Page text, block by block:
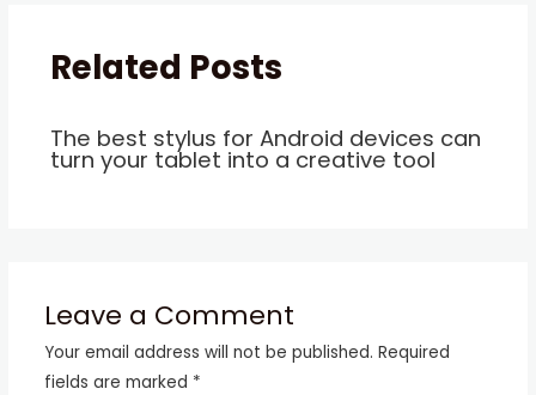
Related Posts
The best stylus for Android devices can
turn your tablet into a creative tool
Leave a Comment
Your email address will not be published. Required
fields are marked *